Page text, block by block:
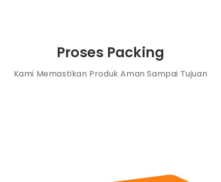
Proses Packing
Kami Memastikan Produk Aman Sampai Tujuan